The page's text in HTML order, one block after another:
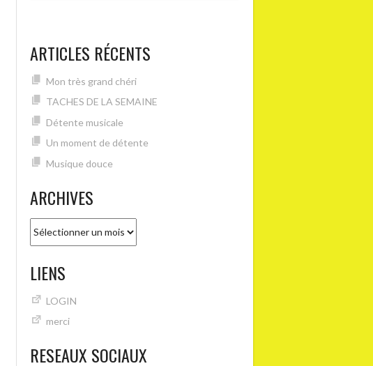
ARTICLES RÉCENTS
Mon très grand chéri
TACHES DE LA SEMAINE
Détente musicale
Un moment de détente
Musique douce
ARCHIVES
LIENS
LOGIN
merci
RESEAUX SOCIAUX